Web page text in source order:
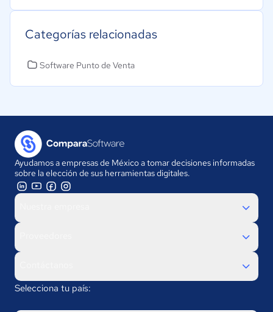
Categorías relacionadas
Software Punto de Venta
Ayudamos a empresas de México a tomar decisiones informadas
sobre la elección de sus herramientas digitales.
Selecciona tu país: